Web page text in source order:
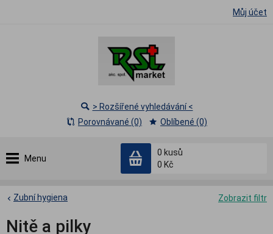
Můj účet
Menu
0 kusů
0 Kč
> Rozšířené vyhledávání <
Porovnávané (0)
Oblíbené (0)
Zobrazit filtr
Zubní hygiena
Nitě a pilky